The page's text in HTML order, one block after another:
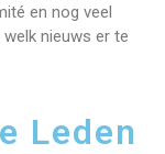
en nog veel
nieuws er te
Leden